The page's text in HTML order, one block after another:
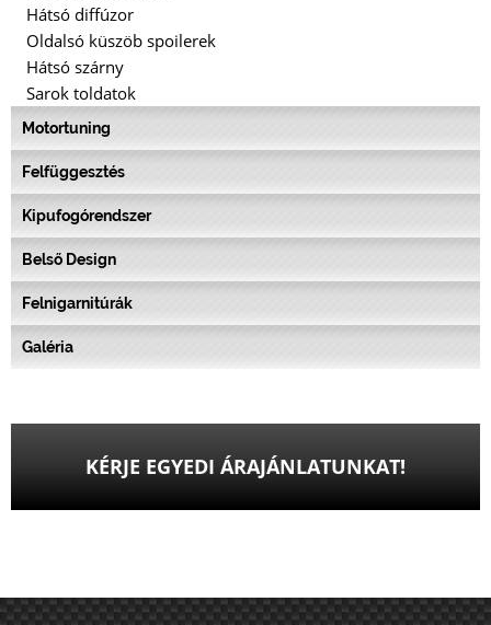
Hátsó diffúzor
Oldalsó küszöb spoilerek
Hátsó szárny
Sarok toldatok
Motortuning
Felfüggesztés
Kipufogórendszer
Belső Design
Felnigarnitúrák
Galéria
KÉRJE EGYEDI ÁRAJÁNLATUNKAT!